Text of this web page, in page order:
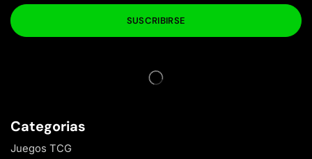
Categorias
Juegos TCG